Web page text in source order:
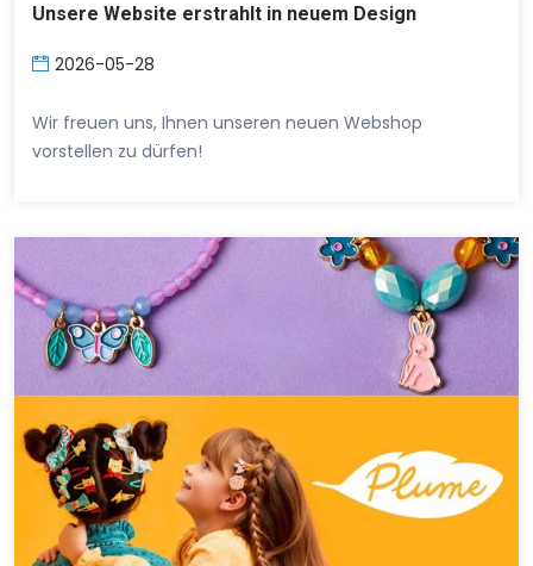
Unsere Website erstrahlt in neuem Design
2026-05-28
Wir freuen uns, Ihnen unseren neuen Webshop
vorstellen zu dürfen!